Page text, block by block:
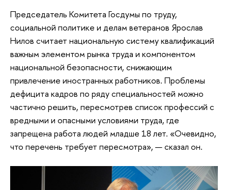
Председатель Комитета Госдумы по труду,
социальной политике и делам ветеранов Ярослав
Нилов считает национальную систему квалификаций
важным элементом рынка труда и компонентом
национальной безопасности, снижающим
привлечение иностранных работников. Проблемы
дефицита кадров по ряду специальностей можно
частично решить, пересмотрев список профессий с
вредными и опасными условиями труда, где
запрещена работа людей младше 18 лет. «Очевидно,
что перечень требует пересмотра», — сказал он.